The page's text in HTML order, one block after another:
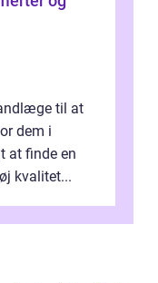
til at
dem i
at finde en
kvalitet...